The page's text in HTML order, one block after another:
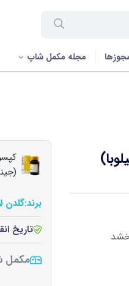
مجله مکمل شاپ
برند:گلدن
تاریخ
مکمل